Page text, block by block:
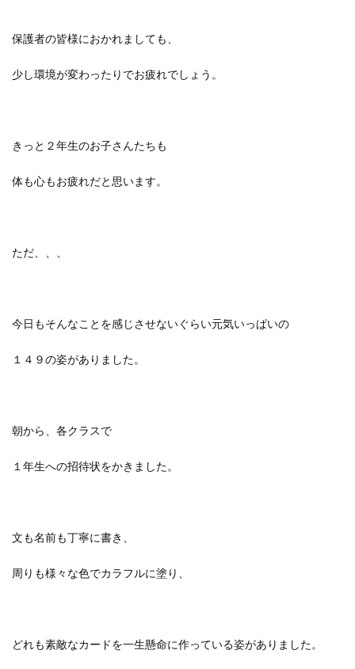
保護者の皆様におかれましても、
少し環境が変わったりでお疲れでしょう。
きっと２年生のお子さんたちも
体も心もお疲れだと思います。
ただ、、、
今日もそんなことを感じさせないぐらい元気いっぱいの
１４９の姿がありました。
朝から、各クラスで
１年生への招待状をかきました。
文も名前も丁寧に書き、
周りも様々な色でカラフルに塗り、
どれも素敵なカードを一生懸命に作っている姿がありました。